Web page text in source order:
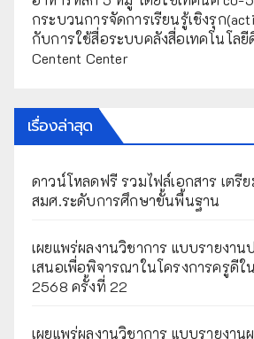
กระบวนการจัดการเรียนรู้เชิงรุก
กับการใช้สื่อระบบคลังสื่อเทคโนโลยี
Centent Center
เรื่องล่าสุด
ดาวน์โหลดฟรี รวมไฟล์เอกสาร เตรี
สมศ.ระดับการศึกษาขั้นพื้นฐาน
เผยแพร่ผลงานวิชาการ แบบรายงาน
เสนอเพื่อพิจารณาในโครงการครูดีใ
2568 ครั้งที่ 22
เผยแพร่ผลงานวิชาการ แบบรายงาน